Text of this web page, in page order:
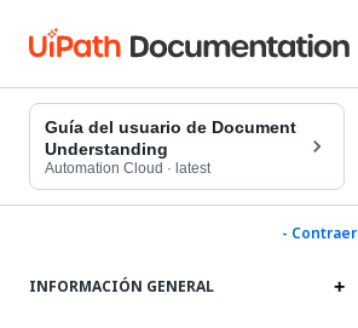
Guía del usuario de Document
Understanding
Automation Cloud · latest
- Contraer
INFORMACIÓN GENERAL